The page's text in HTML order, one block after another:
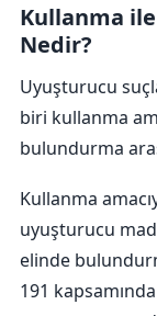
Kullanma
Nedir?
Uyuşturucu
biri kullanma
bulundurma
Kullanma
uyuşturucu
elinde
191